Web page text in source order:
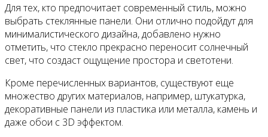
Для тех, кто предпочитает современный стиль, можно
выбрать стеклянные панели. Они отлично подойдут для
минималистического дизайна, добавлено нужно
отметить, что стекло прекрасно переносит солнечный
свет, что создаст ощущение простора и светотени.
Кроме перечисленных вариантов, существуют еще
множество других материалов, например, штукатурка,
декоративные панели из пластика или металла, камень и
даже обои с 3D эффектом.